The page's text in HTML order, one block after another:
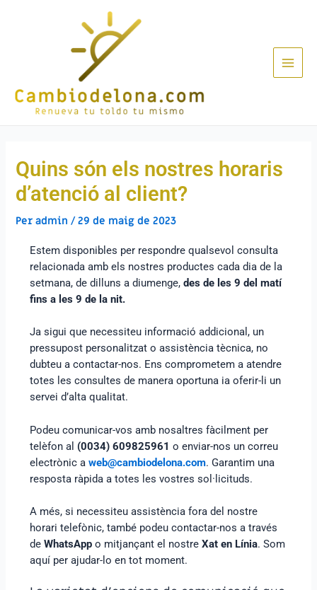
Quins són els nostres horaris
d’atenció al client?
Per admin/29 de maig de 2023
Estem disponibles per respondre qualsevol consulta
relacionada amb els nostres productes cada dia de la
setmana, de dilluns a diumenge,des de les 9 del matí
fins a les 9 de la nit.
Ja sigui que necessiteu informació addicional, un
pressupost personalitzat o assistència tècnica, no
dubteu a contactar-nos. Ens comprometem a atendre
totes les consultes de manera oportuna ia oferir-li un
servei d’alta qualitat.
Podeu comunicar-vos amb nosaltres fàcilment per
telèfon al (0034) 609825961 o enviar-nos un correu
electrònic aweb@cambiodelona.com. Garantim una
resposta ràpida a totes les vostres sol·licituds.
A més, si necessiteu assistència fora del nostre
horari telefònic, també podeu contactar-nos a través
deWhatsApp o mitjançant el nostreXat en Línia. Som
aquí per ajudar-lo en tot moment.